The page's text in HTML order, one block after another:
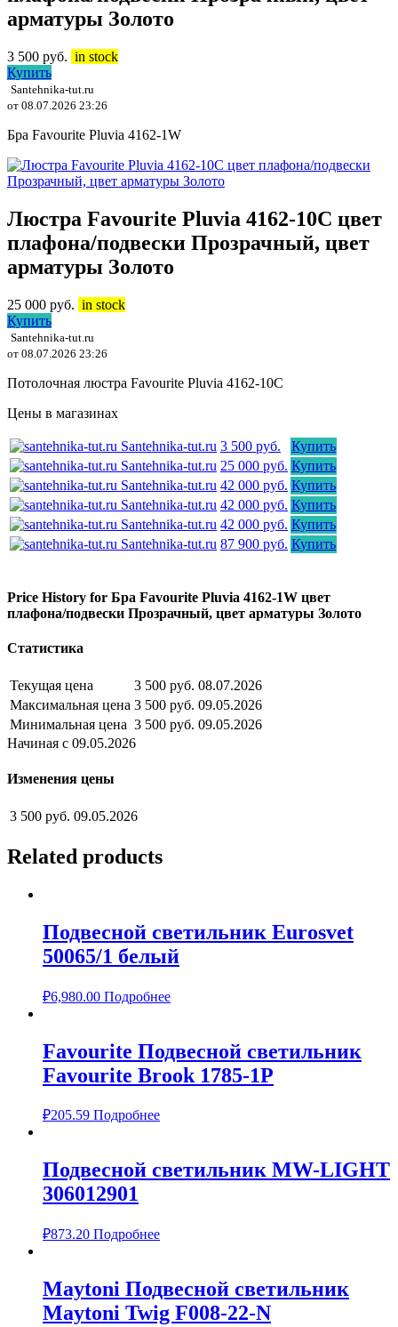
арматуры Золото
3 500 руб. in stock
Купить
Santehnika-tut.ru
от 08.07.2026 23:26
Бра Favourite Pluvia 4162-1W
Люстра Favourite Pluvia 4162-10C цвет
плафона/подвески Прозрачный, цвет
арматуры Золото
25 000 руб. in stock
Купить
Santehnika-tut.ru
от 08.07.2026 23:26
Потолочная люстра Favourite Pluvia 4162-10C
Цены в магазинах
Santehnika-tut.ru 3 500 руб.
Купить
Santehnika-tut.ru 25 000 руб. Купить
Santehnika-tut.ru 42 000 руб. Купить
Santehnika-tut.ru 42 000 руб. Купить
Santehnika-tut.ru 42 000 руб. Купить
Santehnika-tut.ru 87 900 руб. Купить
Price History for Бра Favourite Pluvia 4162-1W цвет
плафона/подвески Прозрачный, цвет арматуры Золото
Статистика
Текущая цена 3 500 руб. 08.07.2026
Максимальная цена 3 500 руб. 09.05.2026
Минимальная цена 3 500 руб. 09.05.2026
Начиная с 09.05.2026
Изменения цены
3 500 руб. 09.05.2026
Related products
Подвесной светильник Eurosvet
50065/1 белый
₽6,980.00 Подробнее
Favourite Подвесной светильник
Favourite Brook 1785-1P
₽205.59 Подробнее
Подвесной светильник MW-LIGHT
306012901
₽873.20 Подробнее
Maytoni Подвесной светильник
Maytoni Twig F008-22-N